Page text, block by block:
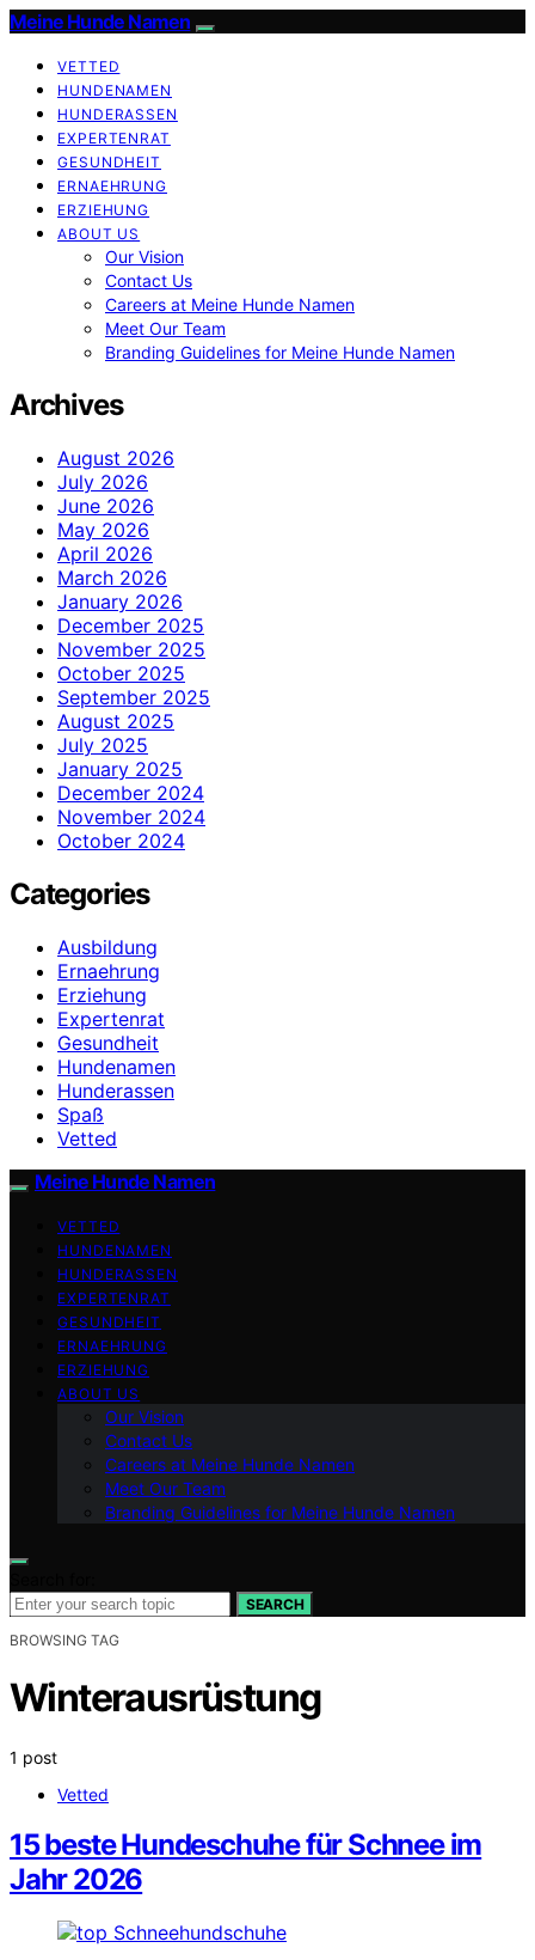
Meine Hunde Namen
VETTED
HUNDENAMEN
HUNDERASSEN
EXPERTENRAT
GESUNDHEIT
ERNAEHRUNG
ERZIEHUNG
ABOUT US
Our Vision
Contact Us
Careers at Meine Hunde Namen
Meet Our Team
Branding Guidelines for Meine Hunde Namen
Archives
August 2026
July 2026
June 2026
May 2026
April 2026
March 2026
January 2026
December 2025
November 2025
October 2025
September 2025
August 2025
July 2025
January 2025
December 2024
November 2024
October 2024
Categories
Ausbildung
Ernaehrung
Erziehung
Expertenrat
Gesundheit
Hundenamen
Hunderassen
Spaß
Vetted
Meine Hunde Namen
VETTED
HUNDENAMEN
HUNDERASSEN
EXPERTENRAT
GESUNDHEIT
ERNAEHRUNG
ERZIEHUNG
ABOUT US
Our Vision
Contact Us
Careers at Meine Hunde Namen
Meet Our Team
Branding Guidelines for Meine Hunde Namen
SEARCH
BROWSING TAG
Winterausrüstung
1 post
Vetted
15 beste Hundeschuhe für Schnee im
Jahr 2026